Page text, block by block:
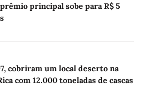
principal sobe para R$ 5
cobriram um local deserto na
com 12.000 toneladas de cascas